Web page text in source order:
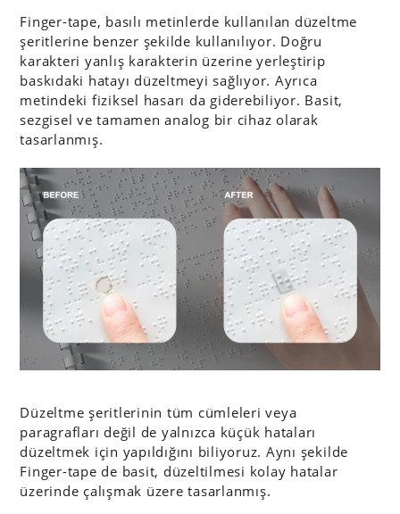
Finger-tape, basılı metinlerde kullanılan düzeltme
şeritlerine benzer şekilde kullanılıyor. Doğru
karakteri yanlış karakterin üzerine yerleştirip
baskıdaki hatayı düzeltmeyi sağlıyor. Ayrıca
metindeki fiziksel hasarı da giderebiliyor. Basit,
sezgisel ve tamamen analog bir cihaz olarak
tasarlanmış.
Düzeltme şeritlerinin tüm cümleleri veya
paragrafları değil de yalnızca küçük hataları
düzeltmek için yapıldığını biliyoruz. Aynı şekilde
Finger-tape de basit, düzeltilmesi kolay hatalar
üzerinde çalışmak üzere tasarlanmış.